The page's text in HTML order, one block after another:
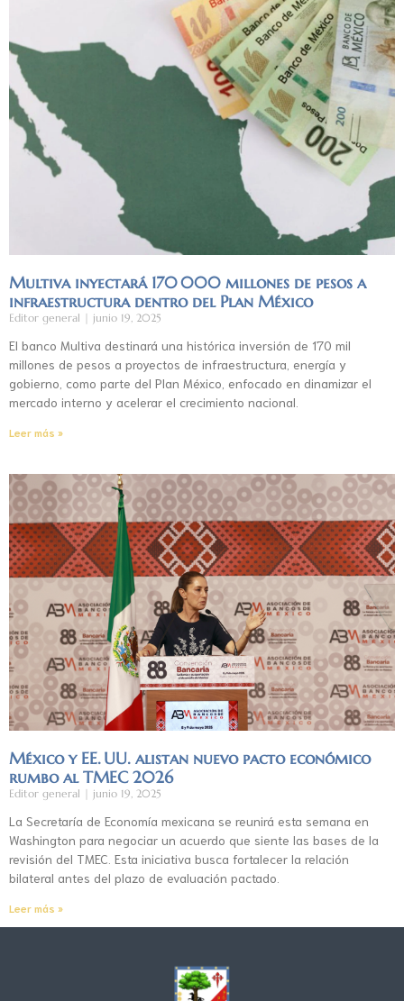
Multiva inyectará 170 000 millones de pesos a
infraestructura dentro del Plan México
Editor general junio 19, 2025
El banco Multiva destinará una histórica inversión de 170 mil
millones de pesos a proyectos de infraestructura, energía y
gobierno, como parte del Plan México, enfocado en dinamizar el
mercado interno y acelerar el crecimiento nacional.
Leer más »
México y EE. UU. alistan nuevo pacto económico
rumbo al TMEC 2026
Editor general junio 19, 2025
La Secretaría de Economía mexicana se reunirá esta semana en
Washington para negociar un acuerdo que siente las bases de la
revisión del TMEC. Esta iniciativa busca fortalecer la relación
bilateral antes del plazo de evaluación pactado.
Leer más »